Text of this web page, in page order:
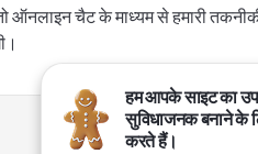
चैट के माध्यम से हमारी
हम आपके साइट का
सुविधाजनक बनाने के
करते हैं।